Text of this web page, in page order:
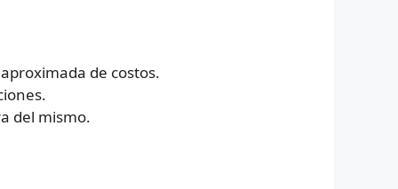
de costos.
del mismo.